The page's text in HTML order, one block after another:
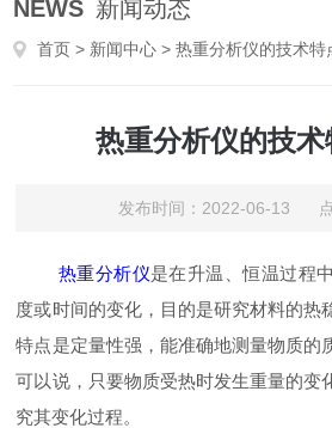
NEWS 新闻动态
首页 > 新闻中心 > 热重分析仪的技术特
热重分析仪的技
发布时间：2022-06-13 点
热重分析仪是在升温、恒温过程
度或时间的变化，目的是研究材料的热
特点是定量性强，能准确地测量物质的
可以说，只要物质受热时发生重量的变
究其变化过程。